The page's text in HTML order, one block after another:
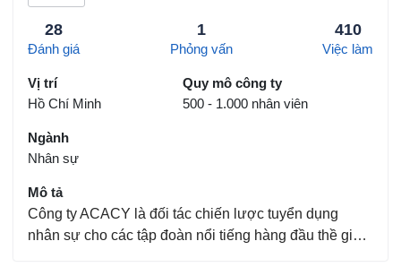
28
Đánh giá
1
Phỏng vấn
410
Việc làm
Vị trí
Hồ Chí Minh
Quy mô công ty
500 - 1.000 nhân viên
Ngành
Nhân sự
Mô tả
Công ty ACACY là đối tác chiến lược tuyển dụng
nhân sự cho các tập đoàn nổi tiếng hàng đầu thề giới